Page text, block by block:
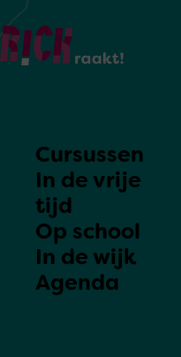
Cursussen
In de vrije
tijd
Op school
In de wijk
Agenda